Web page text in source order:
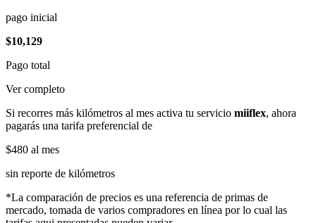
pago inicial
$10,129
Pago total
Ver completo
Si recorres más kilómetros al mes activa tu servicio miiflex, ahora
pagarás una tarifa preferencial de
$480 al mes
sin reporte de kilómetros
*La comparación de precios es una referencia de primas de
mercado, tomada de varios compradores en línea por lo cual las